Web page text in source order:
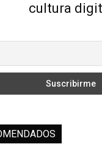
cultura